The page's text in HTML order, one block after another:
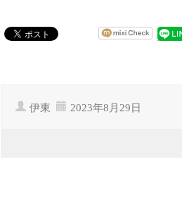
伊東 2023年8月29日